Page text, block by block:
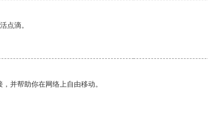
点滴。
并帮助你在网络上自由移动。